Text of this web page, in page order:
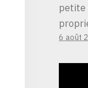
petite
6 août